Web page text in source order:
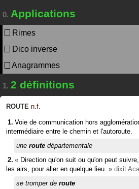
0. Applications
Rimes
Dico inverse
Anagrammes
1. 2 définitions
ROUTE n.f.
Voie de communication hors
intermédiaire entre le chemin et l'autoroute.
une route départementale
« Direction qu'on suit ou qu'on peut
les airs, pour aller en quelque lieu. » dixit
se tromper de route